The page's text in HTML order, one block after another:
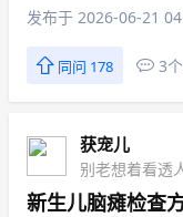
发布于 2026-06-21
同问 178 3
获宠儿
别老想着看透
新生儿脑瘫检查